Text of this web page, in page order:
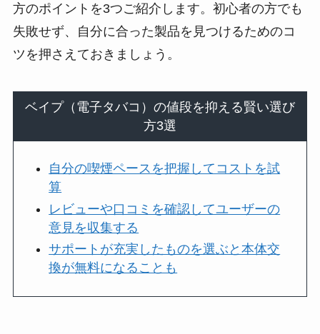
方のポイントを3つご紹介します。初心者の方でも
失敗せず、自分に合った製品を見つけるためのコ
ツを押さえておきましょう。
ベイプ（電子タバコ）の値段を抑える賢い選び
方3選
自分の喫煙ペースを把握してコストを試
算
レビューや口コミを確認してユーザーの
意見を収集する
サポートが充実したものを選ぶと本体交
換が無料になることも